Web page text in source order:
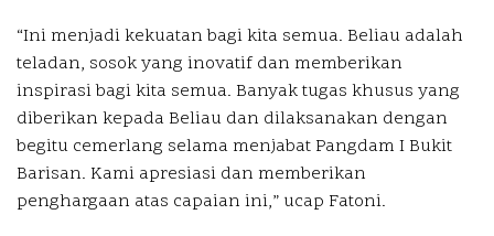
“Ini menjadi kekuatan bagi kita semua. Beliau adalah
teladan, sosok yang inovatif dan memberikan
inspirasi bagi kita semua. Banyak tugas khusus yang
diberikan kepada Beliau dan dilaksanakan dengan
begitu cemerlang selama menjabat Pangdam I Bukit
Barisan. Kami apresiasi dan memberikan
penghargaan atas capaian ini,” ucap Fatoni.